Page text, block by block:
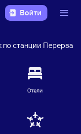
Войти
по станции Перерва
Отели